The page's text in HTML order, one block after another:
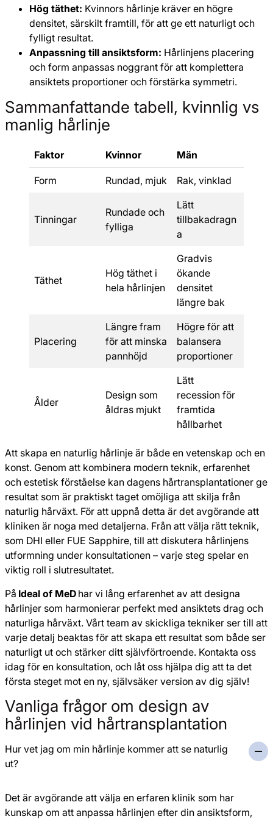
Hög täthet: Kvinnors hårlinje kräver en högre
densitet, särskilt framtill, för att ge ett naturligt och
fylligt resultat.
Anpassning till ansiktsform: Hårlinjens placering
och form anpassas noggrant för att komplettera
ansiktets proportioner och förstärka symmetri.
Sammanfattande tabell, kvinnlig vs
manlig hårlinje
Faktor Kvinnor Män
Form Rundad, mjuk Rak, vinklad
Tinningar
Rundade och
fylliga
Lätt
tillbakadragn
a
Täthet
Hög täthet i
hela hårlinjen
Gradvis
ökande
densitet
längre bak
Placering
Längre fram
för att minska
pannhöjd
Högre för att
balansera
proportioner
Ålder
Design som
åldras mjukt
Lätt
recession för
framtida
hållbarhet
Att skapa en naturlig hårlinje är både en vetenskap och en
konst. Genom att kombinera modern teknik, erfarenhet
och estetisk förståelse kan dagens hårtransplantationer ge
resultat som är praktiskt taget omöjliga att skilja från
naturlig hårväxt. För att uppnå detta är det avgörande att
kliniken är noga med detaljerna. Från att välja rätt teknik,
som DHI eller FUE Sapphire, till att diskutera hårlinjens
utformning under konsultationen – varje steg spelar en
viktig roll i slutresultatet.
På Ideal of MeD har vi lång erfarenhet av att designa
hårlinjer som harmonierar perfekt med ansiktets drag och
naturliga hårväxt. Vårt team av skickliga tekniker ser till att
varje detalj beaktas för att skapa ett resultat som både ser
naturligt ut och stärker ditt självförtroende. Kontakta oss
idag för en konsultation, och låt oss hjälpa dig att ta det
första steget mot en ny, självsäker version av dig själv!
Vanliga frågor om design av
hårlinjen vid hårtransplantation
Hur vet jag om min hårlinje kommer att se naturlig
ut?
Det är avgörande att välja en erfaren klinik som har
kunskap om att anpassa hårlinjen efter din ansiktsform,